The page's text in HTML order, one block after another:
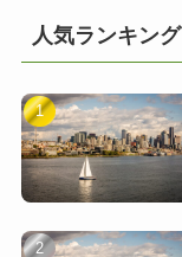
人気ランキング